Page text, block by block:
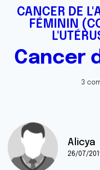
CANCER DE
FÉMININ
Cancer
3
Alicya
26/07/